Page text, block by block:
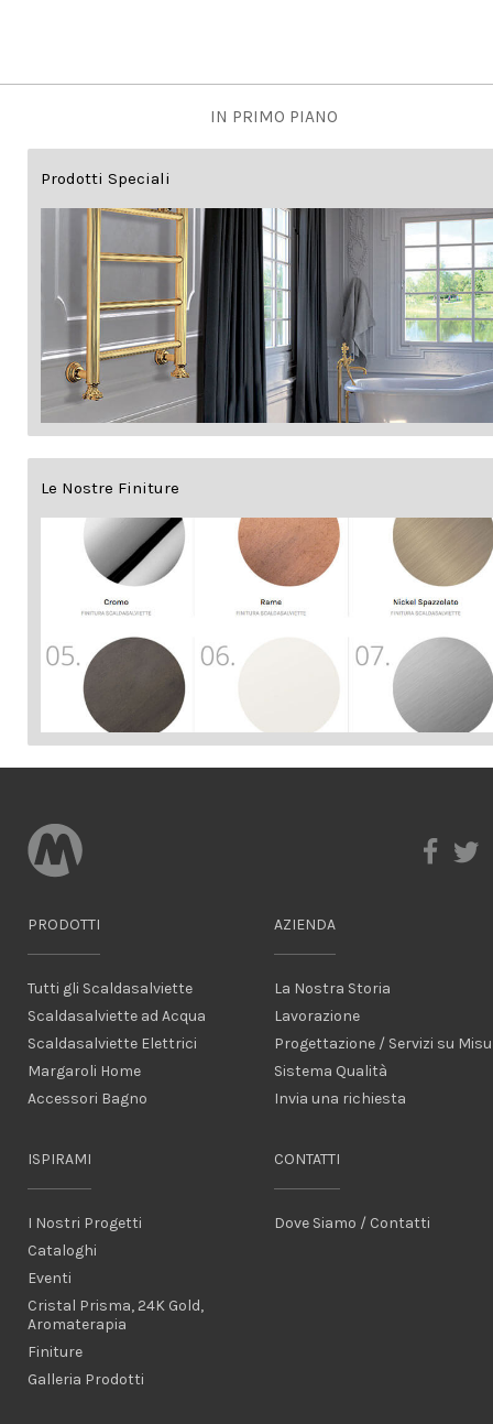
IN PRIMO PIANO
Prodotti Speciali
Le Nostre Finiture
PRODOTTI
Tutti gli Scaldasalviette
Scaldasalviette ad Acqua
Scaldasalviette Elettrici
Margaroli Home
Accessori Bagno
AZIENDA
La Nostra Storia
Lavorazione
Progettazione / Servizi su
Sistema Qualità
Invia una richiesta
ISPIRAMI
I Nostri Progetti
Cataloghi
Eventi
Cristal Prisma, 24K Gold,
Aromaterapia
Finiture
Galleria Prodotti
CONTATTI
Dove Siamo / Contatti